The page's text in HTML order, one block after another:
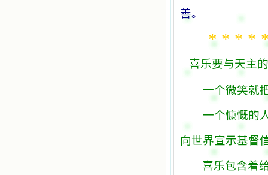
善。
* * * *
喜乐要与天主
一个微笑就
一个慷慨的
向世界宣示基督
喜乐包含着